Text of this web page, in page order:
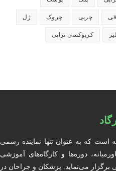
چربی چروک ژل
کربوکسی تراپی
است که به عنوان تنها نماینده رسمی
دوره‌ها و کارگاه‌های آموزشی
برگزار می‌نماید. پزشکان و جراحان در